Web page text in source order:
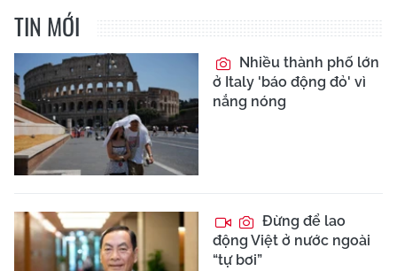
TIN MỚI
Nhiều thành phố lớn
ở Italy 'báo động đỏ' vì
nắng nóng
Đừng để lao
động Việt ở nước ngoài
“tự bơi”